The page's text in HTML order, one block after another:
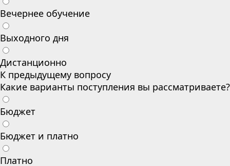
Вечернее обучение
Выходного дня
Дистанционно
К предыдущему вопросу
Какие варианты поступления вы рассматриваете?
Бюджет
Бюджет и платно
Платно